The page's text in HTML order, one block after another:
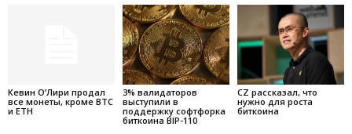
Кевин О’Лири продал
все монеты, кроме BTC
и ETH
3% валидаторов
выступили в
поддержку софтфорка
биткоина BIP-110
CZ рассказал, что
нужно для роста
биткоина